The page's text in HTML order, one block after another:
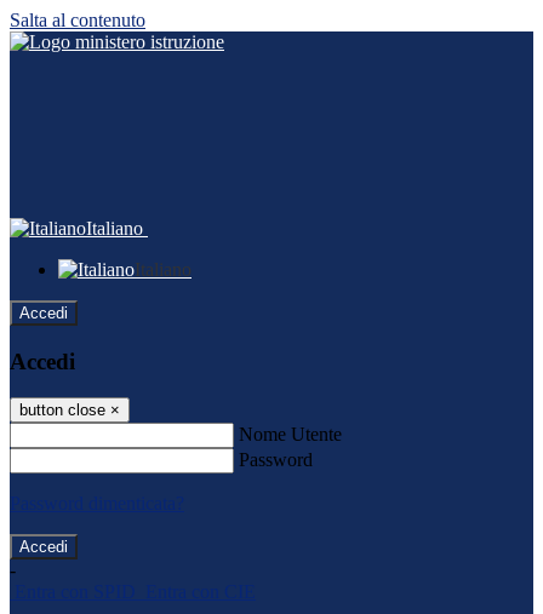
Salta al contenuto
Italiano
Italiano
Accedi
Accedi
button close ×
Nome Utente
Password
Password dimenticata?
-
Entra con SPID
Entra con CIE